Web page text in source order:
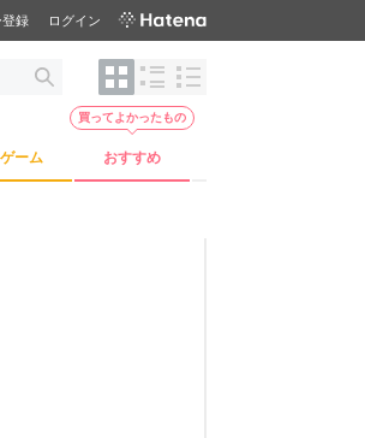
登録 ログイン
ーム おすすめ
買ってよかったもの